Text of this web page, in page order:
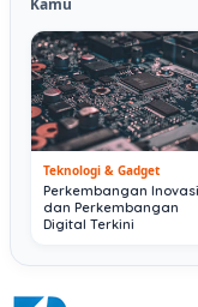
Kamu
Teknologi & Gadget
Perkembangan
dan Perkembangan
Digital Terkini